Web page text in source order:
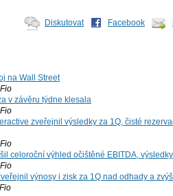
Diskutovat Facebook
na Wall Street
v závěru týdne klesala
zveřejnil výsledky za 1Q, čisté
celoroční výhled očištěné EBITDA,
výnosy i zisk za 1Q nad odhady a